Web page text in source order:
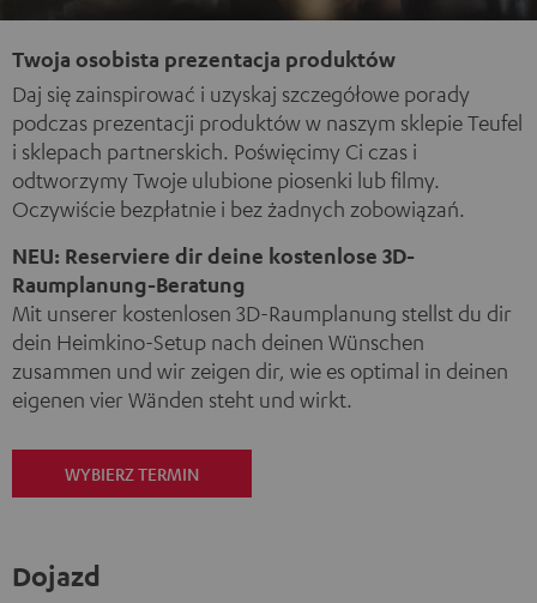
Twoja osobista prezentacja produktów
Daj się zainspirować i uzyskaj szczegółowe porady
podczas prezentacji produktów w naszym sklepie Teufel
i sklepach partnerskich. Poświęcimy Ci czas i
odtworzymy Twoje ulubione piosenki lub filmy.
Oczywiście bezpłatnie i bez żadnych zobowiązań.
NEU: Reserviere dir deine kostenlose 3D-
Raumplanung-Beratung
Mit unserer kostenlosen 3D-Raumplanung stellst du dir
dein Heimkino-Setup nach deinen Wünschen
zusammen und wir zeigen dir, wie es optimal in deinen
eigenen vier Wänden steht und wirkt.
WYBIERZ TERMIN
Dojazd